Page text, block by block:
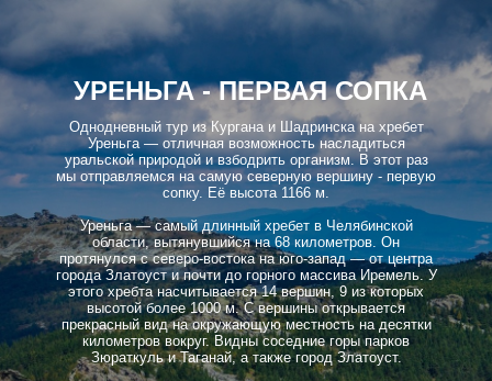
УРЕНЬГА - ПЕРВАЯ СОПКА
Однодневный тур из Кургана и Шадринска на хребет
Уреньга — отличная возможность насладиться
уральской природой и взбодрить организм. В этот раз
мы отправляемся на самую северную вершину - первую
сопку. Её высота 1166 м.
Уреньга — самый длинный хребет в Челябинской
области, вытянувшийся на 68 километров. Он
протянулся с северо-востока на юго-запад — от центра
города Златоуст и почти до горного массива Иремель. У
этого хребта насчитывается 14 вершин, 9 из которых
высотой более 1000 м. С вершины открывается
прекрасный вид на окружающую местность на десятки
километров вокруг. Видны соседние горы парков
Зюраткуль и Таганай, а также город Златоуст.